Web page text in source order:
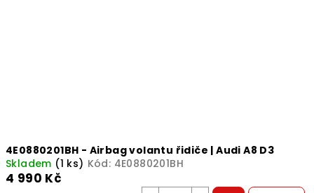
4E0880201BH - Airbag volantu řidiče | Audi A8 D3
Skladem (1 ks) Kód: 4E0880201BH
4 990 Kč